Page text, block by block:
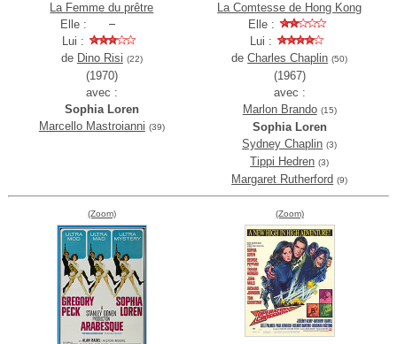
La Femme du prêtre
Elle :
Lui :
de Dino Risi (22)
(1970)
avec :
Sophia Loren
Marcello Mastroianni (39)
La Comtesse de Hong Kong
Elle :
Lui :
deCharles Chaplin (50)
(1967)
avec :
Marlon Brando (15)
Sophia Loren
Sydney Chaplin (3)
Tippi Hedren (3)
Margaret Rutherford (9)
(Zoom) (Zoom)